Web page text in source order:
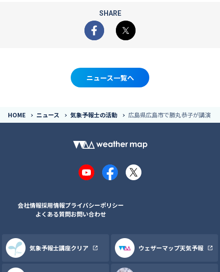
SHARE
Facebook
X
ニュース一覧へ
HOME ニュース 気象予報士の活動 広島県広島市で勝丸恭子が講演
YouTubeFacebook
X
会社情報採用情報プライバシーポリシー
よくある質問お問い合わせ
気象予報士講座クリア ウェザーマップ天気予報